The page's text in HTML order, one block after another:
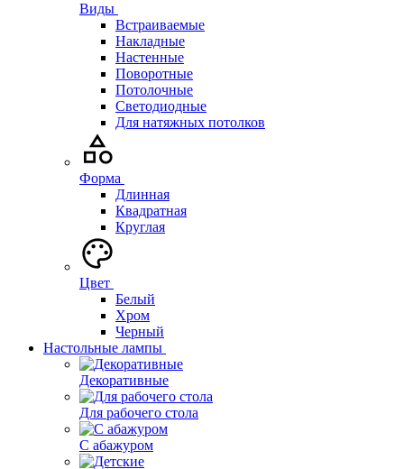
Виды
Встраиваемые
Накладные
Настенные
Поворотные
Потолочные
Светодиодные
Для натяжных потолков
Форма
Длинная
Квадратная
Круглая
Цвет
Белый
Хром
Черный
Настольные лампы
Декоративные
Для рабочего стола
С абажуром